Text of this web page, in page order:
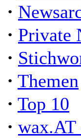
·
· Private
·
· Themen
· Top 10
· wax.AT